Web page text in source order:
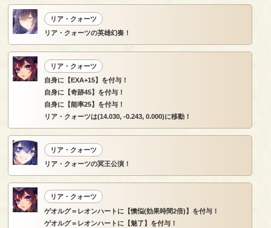
リア・クォーツ
リア・クォーツの英雄幻奏！
リア・クォーツ
自身に【EXA+15】を付与！
自身に【奇跡45】を付与！
自身に【能率25】を付与！
リア・クォーツは(14.030, -0.243, 0.000)に移動！
リア・クォーツ
リア・クォーツの冥王公演！
リア・クォーツ
ゲオルグ＝レオンハートに【懊悩(効果時間2倍)】を付与！
ゲオルグ＝レオンハートに【魅了】を付与！